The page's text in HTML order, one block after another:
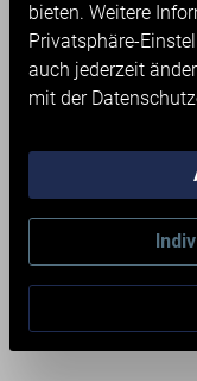
bieten. Weitere
Privatsphäre-
auch jederzeit
mit der